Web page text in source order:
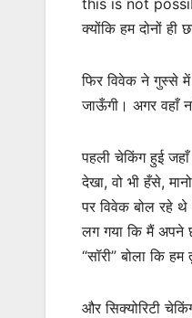
क्योंकि हम दोनों
फिर विवेक ने गुस्से
जाऊँगी। अगर वहाँ
पहली चेकिंग हुई
देखा, वो भी हँसे,
पर विवेक बोल रहे थे
लग गया कि मैं अपने
“सॉरी” बोला कि
और सिक्योरिटी